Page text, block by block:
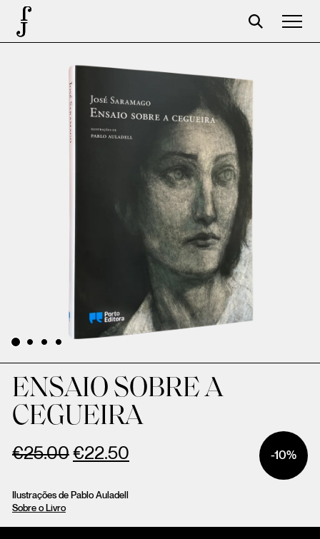
José Saramago
Programação
A Fundação
Carrinho
ENSAIO SOBRE A
CEGUEIRA
-10%
€25.00€22.50
Ilustrações de Pablo Auladell
Sobre o Livro